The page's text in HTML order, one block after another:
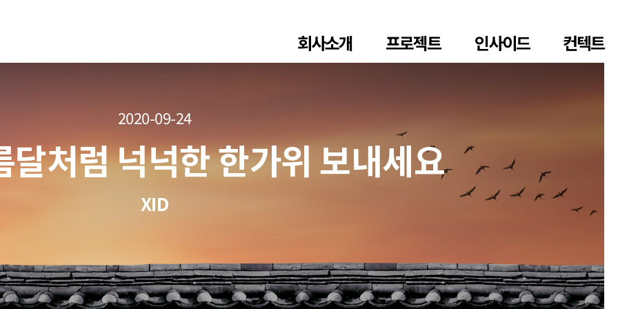
회사소개 프로젝트 인사이드 컨텍트
2020-09-24
처럼 넉넉한 한가위 보내세요
XID